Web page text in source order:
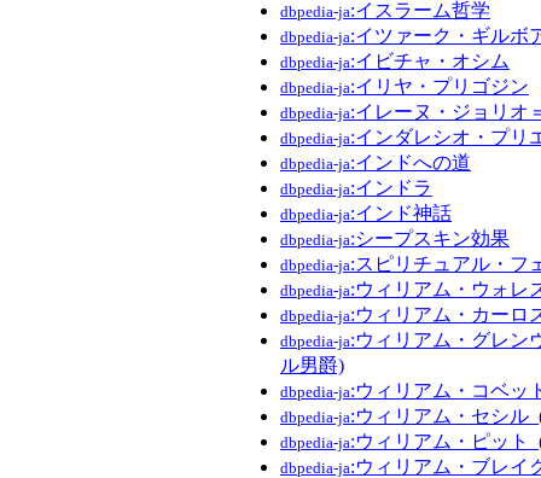
dbpedia-ja:イスラーム哲学
dbpedia-ja:イツァーク・ギルボ
dbpedia-ja:イビチャ・オシム
dbpedia-ja:イリヤ・プリゴジン
dbpedia-ja:イレーヌ・ジョリオ
dbpedia-ja:インダレシオ・プリ
dbpedia-ja:インドへの道
dbpedia-ja:インドラ
dbpedia-ja:インド神話
dbpedia-ja:シープスキン効果
dbpedia-ja:スピリチュアル・フ
dbpedia-ja:ウィリアム・ウォレ
dbpedia-ja:ウィリアム・カーロ
dbpedia-ja:ウィリアム・グレン
ル男爵)
dbpedia-ja:ウィリアム・コベッ
dbpedia-ja:ウィリアム・セシル
dbpedia-ja:ウィリアム・ピット
dbpedia-ja:ウィリアム・ブレイ